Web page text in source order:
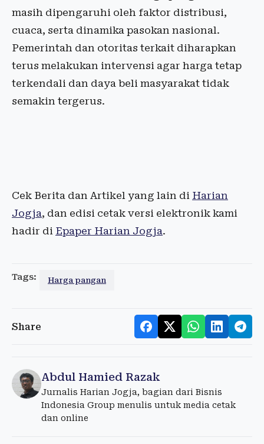
masih dipengaruhi oleh faktor distribusi,
cuaca, serta dinamika pasokan nasional.
Pemerintah dan otoritas terkait diharapkan
terus melakukan intervensi agar harga tetap
terkendali dan daya beli masyarakat tidak
semakin tergerus.
Cek Berita dan Artikel yang lain di Harian
Jogja, dan edisi cetak versi elektronik kami
hadir di Epaper Harian Jogja.
Tags: Harga pangan
Share
Abdul Hamied Razak
Jurnalis Harian Jogja, bagian dari Bisnis
Indonesia Group menulis untuk media cetak
dan online